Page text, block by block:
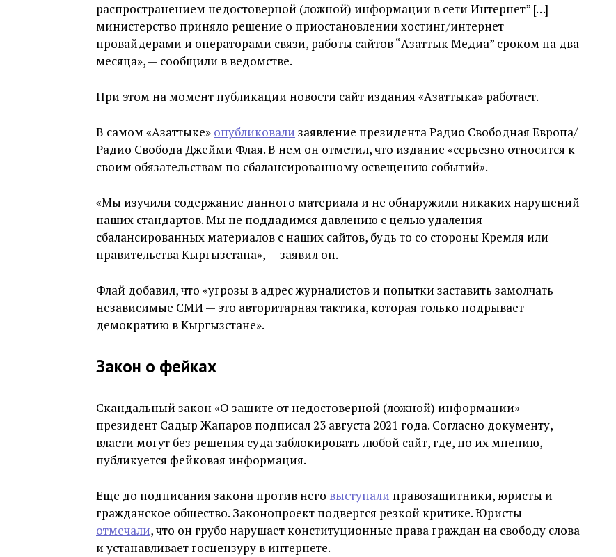
распространением недостоверной (ложной) информации в сети Интернет” […]
министерство приняло решение о приостановлении хостинг/интернет
провайдерами и операторами связи, работы сайтов “Азаттык Медиа” сроком на два
месяца», — сообщили в ведомстве.
При этом на момент публикации новости сайт издания «Азаттыка» работает.
В самом «Азаттыке» опубликовали заявление президента Радио Свободная Европа/
Радио Свобода Джейми Флая. В нем он отметил, что издание «серьезно относится к
своим обязательствам по сбалансированному освещению событий».
«Мы изучили содержание данного материала и не обнаружили никаких нарушений
наших стандартов. Мы не поддадимся давлению с целью удаления
сбалансированных материалов с наших сайтов, будь то со стороны Кремля или
правительства Кыргызстана», — заявил он.
Флай добавил, что «угрозы в адрес журналистов и попытки заставить замолчать
независимые СМИ — это авторитарная тактика, которая только подрывает
демократию в Кыргызстане».
Закон о фейках
Скандальный закон «О защите от недостоверной (ложной) информации»
президент Садыр Жапаров подписал 23 августа 2021 года. Согласно документу,
власти могут без решения суда заблокировать любой сайт, где, по их мнению,
публикуется фейковая информация.
Еще до подписания закона против него выступали правозащитники, юристы и
гражданское общество. Законопроект подвергся резкой критике. Юристы
отмечали, что он грубо нарушает конституционные права граждан на свободу слова
и устанавливает госцензуру в интернете.